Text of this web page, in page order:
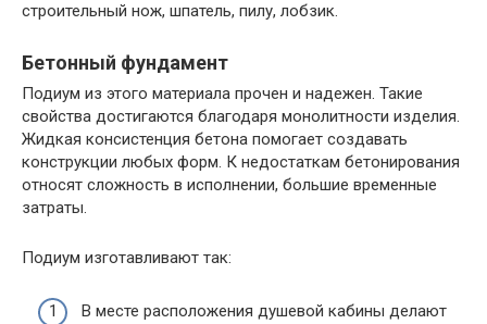
строительный нож, шпатель, пилу, лобзик.
Бетонный фундамент
Подиум из этого материала прочен и надежен. Такие
свойства достигаются благодаря монолитности изделия.
Жидкая консистенция бетона помогает создавать
конструкции любых форм. К недостаткам бетонирования
относят сложность в исполнении, большие временные
затраты.
Подиум изготавливают так:
В месте расположения душевой кабины делают